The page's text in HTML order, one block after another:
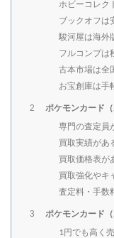
ホビーコレク
ブックオフは
駿河屋は海外
フルコンプは
古本市場は全
お宝創庫は手
2
ポケモンカード
専門の査定員
買取実績があ
買取価格表が
買取強化やキ
査定料・手数
3
ポケモンカード
1円でも高く